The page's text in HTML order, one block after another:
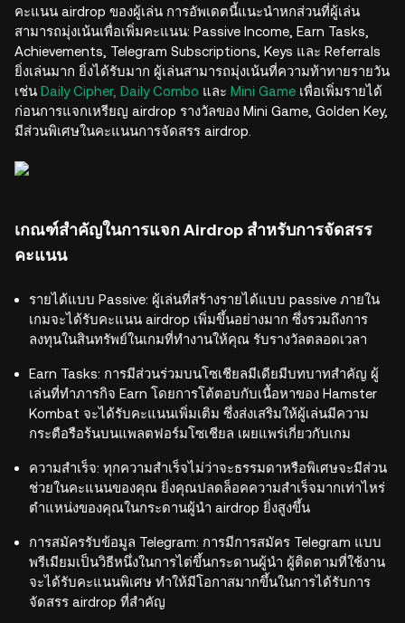
คะแนน airdrop ของผู้เล่น การอัพเดตนี้แนะนำหกส่วนที่ผู้เล่น
สามารถมุ่งเน้นเพื่อเพิ่มคะแนน: Passive Income, Earn Tasks,
Achievements, Telegram Subscriptions, Keys และ Referrals
ยิ่งเล่นมาก ยิ่งได้รับมาก ผู้เล่นสามารถมุ่งเน้นที่ความท้าทายรายวัน
เช่น Daily Cipher, Daily Combo และ Mini Game เพื่อเพิ่มรายได้
ก่อนการแจกเหรียญ airdrop รางวัลของ Mini Game, Golden Key,
มีส่วนพิเศษในคะแนนการจัดสรร airdrop.
เกณฑ์สำคัญในการแจก Airdrop สำหรับการจัดสรร
คะแนน
รายได้แบบ Passive: ผู้เล่นที่สร้างรายได้แบบ passive ภายใน
เกมจะได้รับคะแนน airdrop เพิ่มขึ้นอย่างมาก ซึ่งรวมถึงการ
ลงทุนในสินทรัพย์ในเกมที่ทำงานให้คุณ รับรางวัลตลอดเวลา
Earn Tasks: การมีส่วนร่วมบนโซเชียลมีเดียมีบทบาทสำคัญ ผู้
เล่นที่ทำภารกิจ Earn โดยการโต้ตอบกับเนื้อหาของ Hamster
Kombat จะได้รับคะแนนเพิ่มเติม ซึ่งส่งเสริมให้ผู้เล่นมีความ
กระตือรือร้นบนแพลตฟอร์มโซเชียล เผยแพร่เกี่ยวกับเกม
ความสำเร็จ: ทุกความสำเร็จไม่ว่าจะธรรมดาหรือพิเศษจะมีส่วน
ช่วยในคะแนนของคุณ ยิ่งคุณปลดล็อคความสำเร็จมากเท่าไหร่
ตำแหน่งของคุณในกระดานผู้นำ airdrop ยิ่งสูงขึ้น
การสมัครรับข้อมูล Telegram: การมีการสมัคร Telegram แบบ
พรีเมียมเป็นวิธีหนึ่งในการไต่ขึ้นกระดานผู้นำ ผู้ติดตามที่ใช้งาน
จะได้รับคะแนนพิเศษ ทำให้มีโอกาสมากขึ้นในการได้รับการ
จัดสรร airdrop ที่สำคัญ